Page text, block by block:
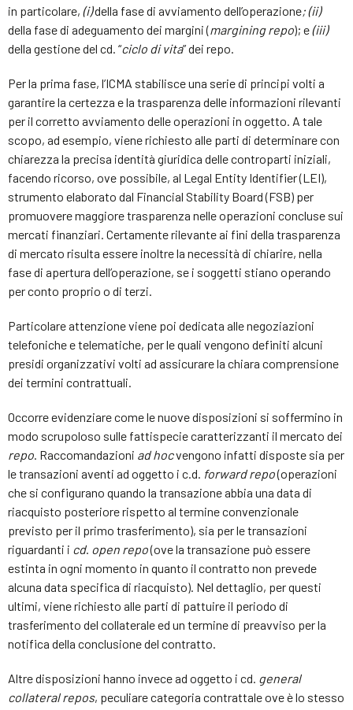
in particolare, (i)della fase di avviamento dell’operazione; (ii)
della fase di adeguamento dei margini (margining repo); e(iii)
della gestione del cd. “ciclo di vita” dei repo.
Per la prima fase, l’ICMA stabilisce una serie di principi volti a
garantire la certezza e la trasparenza delle informazioni rilevanti
per il corretto avviamento delle operazioni in oggetto. A tale
scopo, ad esempio, viene richiesto alle parti di determinare con
chiarezza la precisa identità giuridica delle controparti iniziali,
facendo ricorso, ove possibile, al Legal Entity Identifier (LEI),
strumento elaborato dal Financial Stability Board (FSB) per
promuovere maggiore trasparenza nelle operazioni concluse sui
mercati finanziari. Certamente rilevante ai fini della trasparenza
di mercato risulta essere inoltre la necessità di chiarire, nella
fase di apertura dell’operazione, se i soggetti stiano operando
per conto proprio o di terzi.
Particolare attenzione viene poi dedicata alle negoziazioni
telefoniche e telematiche, per le quali vengono definiti alcuni
presidi organizzativi volti ad assicurare la chiara comprensione
dei termini contrattuali.
Occorre evidenziare come le nuove disposizioni si soffermino in
modo scrupoloso sulle fattispecie caratterizzanti il mercato dei
repo. Raccomandazioni ad hocvengono infatti disposte sia per
le transazioni aventi ad oggetto i c.d. forward repo(operazioni
che si configurano quando la transazione abbia una data di
riacquisto posteriore rispetto al termine convenzionale
previsto per il primo trasferimento), sia per le transazioni
riguardanti i cd. open repo(ove la transazione può essere
estinta in ogni momento in quanto il contratto non prevede
alcuna data specifica di riacquisto). Nel dettaglio, per questi
ultimi, viene richiesto alle parti di pattuire il periodo di
trasferimento del collaterale ed un termine di preavviso per la
notifica della conclusione del contratto.
Altre disposizioni hanno invece ad oggetto i cd. general
collateral repos, peculiare categoria contrattale ove è lo stesso